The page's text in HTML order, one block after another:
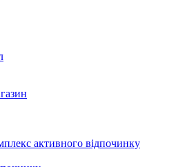
активного відпочинку